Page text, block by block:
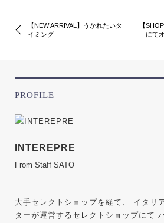
【NEW ARRIVAL】うかれたいタ
イミング
【
にて
PROFILE
INTEREPRE
From Staff SATO
大手セレクトショップを経て、 イタリ
ターが運営するセレクトショップにて